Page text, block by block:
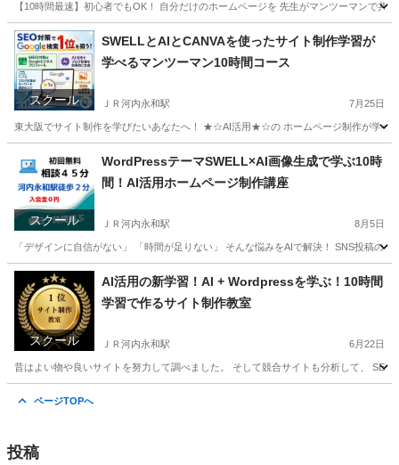
【10時間最速】初心者でもOK！ 自分だけのホームページを 先生がマンツーマンで
大阪 東大阪市 ＪＲ河内永和駅 ホームページ作成 リモート
スクール
SWELLとAIとCANVAを使ったサイト制作学習が
学べるマンツーマン10時間コース
ＪＲ河内永和駅 7月25日
東大阪でサイト制作を学びたいあなたへ！ ★☆AI活用★☆の ホームページ制作が学
ホームページ作成
スクール
WordPressテーマSWELL×AI画像生成で学ぶ10時
間！AI活用ホームページ制作講座
ＪＲ河内永和駅 8月5日
「デザインに自信がない」 「時間が足りない」 そんな悩みをAIで解決！ SNS投稿の
大阪 東大阪市 ＪＲ河内永和駅 リモート
スクール
AI活用の新学習！AI + Wordpressを学ぶ！10時間
学習で作るサイト制作教室
ＪＲ河内永和駅 6月22日
昔はよい物や良いサイトを努力して調べました。 そして競合サイトも分析して、
ページTOPへ
投稿